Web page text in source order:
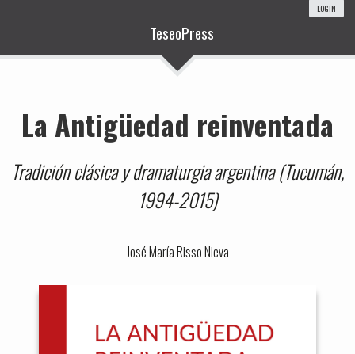
LOGIN
TeseoPress
La Antigüedad reinventada
Tradición clásica y dramaturgia argentina (Tucumán,
1994-2015)
José María Risso Nieva